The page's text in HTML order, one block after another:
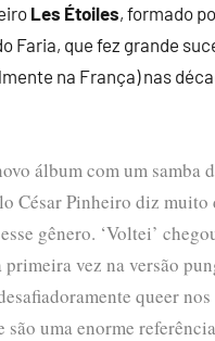
Les Étoiles, formado
Faria, que fez grande
na França) nas
álbum com um samba
César Pinheiro diz muito
gênero. ‘Voltei’
vez na versão
queer
são uma enorme